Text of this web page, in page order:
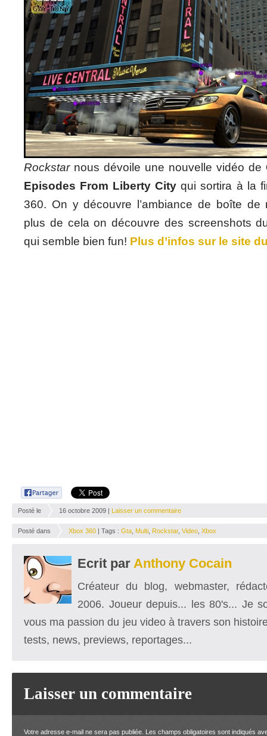
Rockstarnous dévoile une nouvelle vidéo de
Episodes From Liberty City qui sortira à la
360. On y découvre l’ambiance de boîte de
plus de cela on découvre des screenshots
qui semble bien fun! Plus d’infos sur le site
Posté le 16 octobre 2009 | Laisser un commentaire
Posté dans Xbox 360 | Tags : Gta Multi Rockstar, Video Xbox
Ecrit par Anthony Cocain
Créateur du blog, webmaster,
2006. Joueur depuis... les 80's... Je
vous ma passion du jeu video à travers son
tests, news, previews, reportages...
Laisser un commentaire
Votre adresse e-mail ne sera pas publiée. Les champs obligatoires sont indiqués